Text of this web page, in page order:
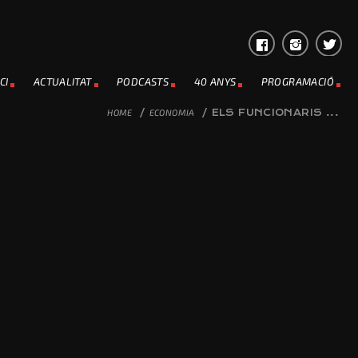
ACTUALITAT PODCASTS 40 ANYS PROGRAMACIÓ
HOME / ECONOMIA / ELS FUNCIONARIS ...